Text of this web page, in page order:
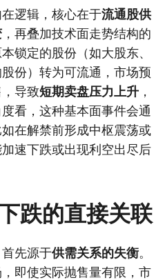
逻辑，核心在于流通股供
，再叠加技术面走势结构的
锁定的股份（如大股东、
份）转为可流通，市场预
导致短期卖盘压力上升 ，
看，这种基本面事件会通
在解禁前形成中枢震荡或
速下跌或出现利空出尽后
跌的直接关联
先源于供需关系的失衡。
即使实际抛售量有限，市